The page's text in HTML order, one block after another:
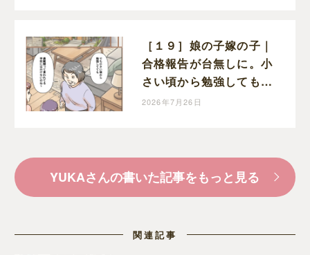
［１９］娘の子嫁の子｜
合格報告が台無しに。小
さい頃から勉強しても最
難関校には入れないと嫌
2026年7月26日
YUKAさんの書いた記事をもっと見る
関連記事